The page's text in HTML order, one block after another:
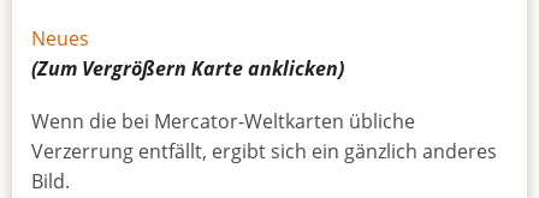
Neues
(Zum Vergrößern Karteanklicken)
Wenn die bei Mercator-Weltkarten übliche
Verzerrung entfällt, ergibt sich ein gänzlich anderes
Bild.